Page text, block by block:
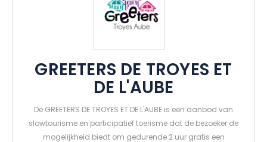
GREETERS DE TROYES ET
DE L'AUBE
De GREETERS DE TROYES ET DE L'AUBE is een aanbod van
slowtourisme en participatief toerisme dat de bezoeker de
mogelijkheid biedt om gedurende 2 uur gratis een